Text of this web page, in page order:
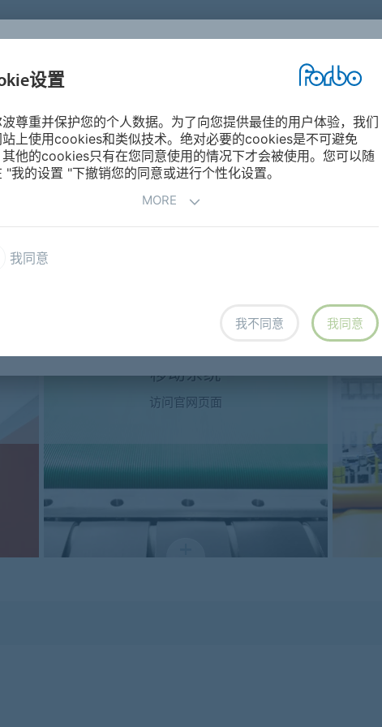
及传动和轻型输送技术的领军企业。
请选择一个经营范围
移动系统
访问官网页面
设置
尊重并保护您的个人数据。为了向您提供最佳的用户体验，我们
上使用cookies和类似技术。绝对必要的cookies是不可避免
其他的cookies只有在您同意使用的情况下才会被使用。您可以随
"我的设置 "下撤销您的同意或进行个性化设置。
MORE
我同意
我不同意 我同意